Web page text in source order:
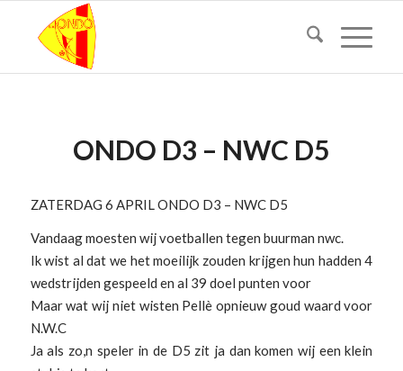
ONDO D3 – NWC D5
ZATERDAG 6 APRIL ONDO D3 – NWC D5
Vandaag moesten wij voetballen tegen buurman nwc.
Ik wist al dat we het moeilijk zouden krijgen hun hadden 4
wedstrijden gespeeld en al 39 doel punten voor
Maar wat wij niet wisten Pellè opnieuw goud waard voor
N.W.C
Ja als zo,n speler in de D5 zit ja dan komen wij een klein